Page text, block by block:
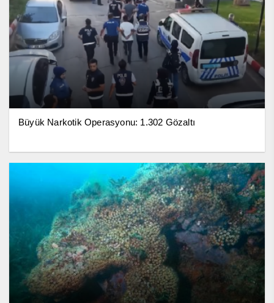
Büyük Narkotik Operasyonu: 1.302 Gözaltı